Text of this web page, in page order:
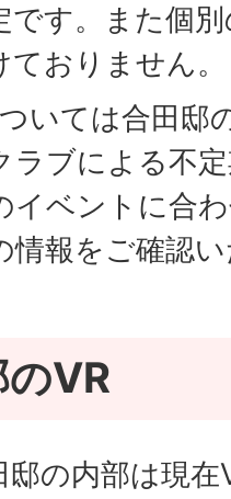
です。また個
おりません。
いては合田邸
ラブによる不
イベントに合
情報をご確認
VR
邸の内部は現